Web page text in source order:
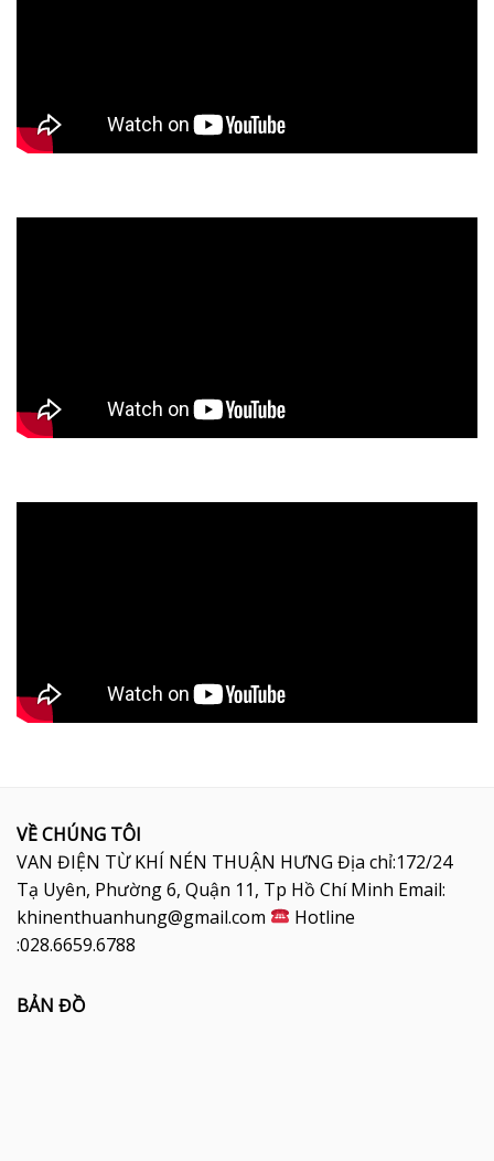
VỀ CHÚNG TÔI
VAN ĐIỆN TỪ KHÍ NÉN THUẬN HƯNG Địa chỉ:172/24
Tạ Uyên, Phường 6, Quận 11, Tp Hồ Chí Minh Email:
khinenthuanhung@gmail.com
Hotline
:028.6659.6788
BẢN ĐỒ